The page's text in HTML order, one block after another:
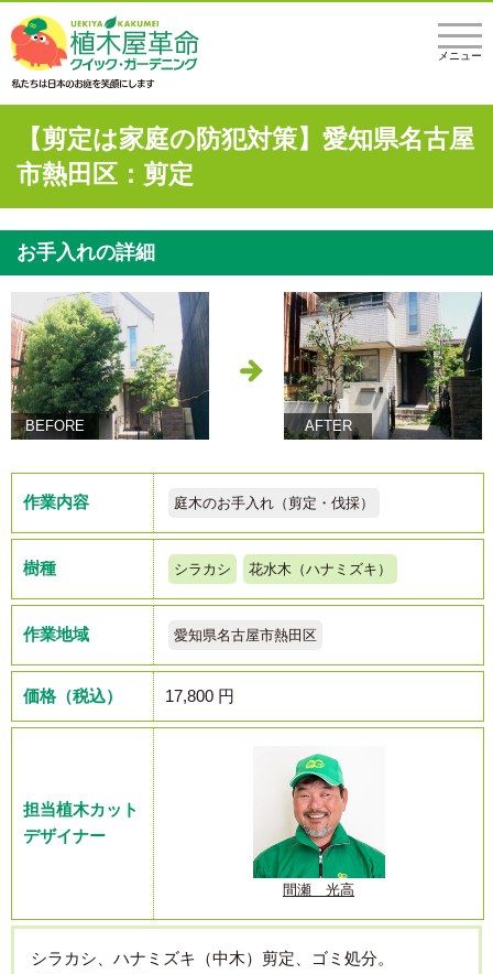
メニュー
【剪定は家庭の防犯対策】愛知県名古屋
市熱田区：剪定
お手入れの詳細
BEFORE AFTER
作業内容 庭木のお手入れ（剪定・伐採）
樹種 シラカシ 花水木（ハナミズキ）
作業地域 愛知県名古屋市熱田区
価格（税込） 17,800 円
担当植木カット
デザイナー
間瀬 光高
シラカシ、ハナミズキ（中木）剪定、ゴミ処分。